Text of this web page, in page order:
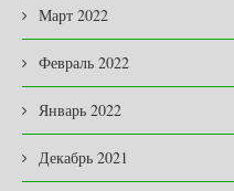
Март 2022
Февраль 2022
Январь 2022
Декабрь 2021